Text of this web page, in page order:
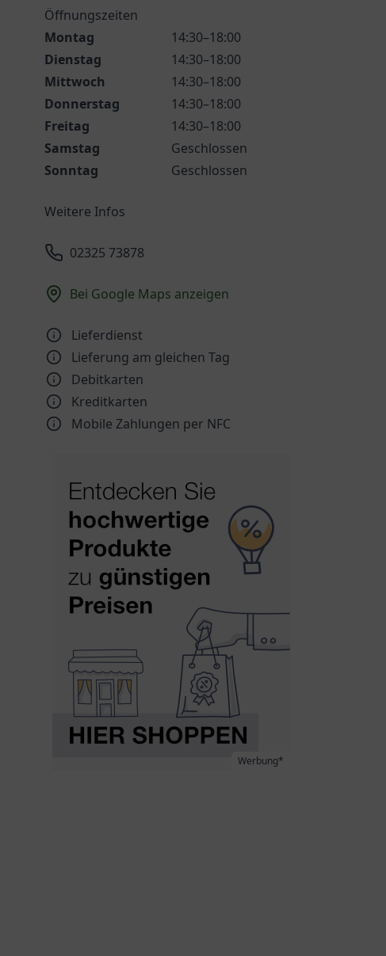
Öffnungszeiten
Montag
14:30–18:00
Dienstag
14:30–18:00
Mittwoch
14:30–18:00
Donnerstag
14:30–18:00
Freitag
14:30–18:00
Samstag
Geschlossen
Sonntag
Geschlossen
Weitere Infos
02325 73878
Bei Google Maps anzeigen
Lieferdienst
Lieferung am gleichen Tag
Debitkarten
Kreditkarten
Mobile Zahlungen per NFC
Werbung*